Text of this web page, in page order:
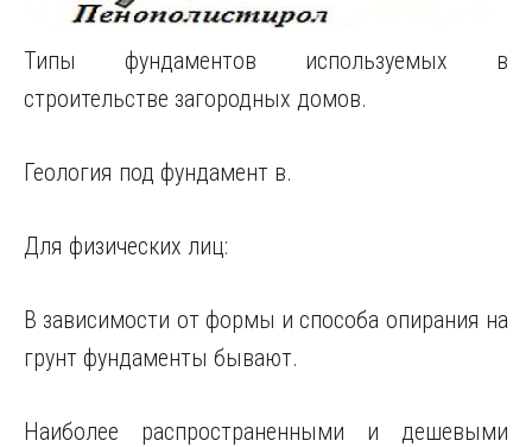
Типы фундаментов используемых в
строительстве загородных домов.
Геология под фундамент в.
Для физических лиц:
В зависимости от формы и способа опирания на
грунт фундаменты бывают.
Наиболее распространенными и дешевыми